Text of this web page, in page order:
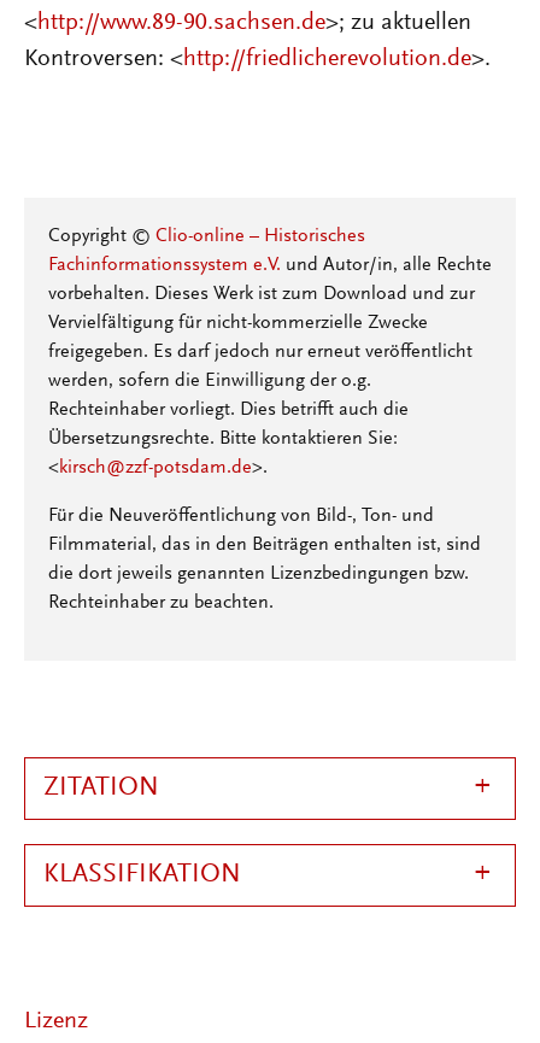
<http://www.89-90.sachsen.de>; zu aktuellen
Kontroversen: <http://friedlicherevolution.de>.
Copyright © Clio-online – Historisches
Fachinformationssystem e.V. und Autor/in, alle Rechte
vorbehalten. Dieses Werk ist zum Download und zur
Vervielfältigung für nicht-kommerzielle Zwecke
freigegeben. Es darf jedoch nur erneut veröffentlicht
werden, sofern die Einwilligung der o.g.
Rechteinhaber vorliegt. Dies betrifft auch die
Übersetzungsrechte. Bitte kontaktieren Sie:
<kirsch@zzf-potsdam.de>.
Für die Neuveröffentlichung von Bild-, Ton- und
Filmmaterial, das in den Beiträgen enthalten ist, sind
die dort jeweils genannten Lizenzbedingungen bzw.
Rechteinhaber zu beachten.
ZITATION
KLASSIFIKATION
Lizenz